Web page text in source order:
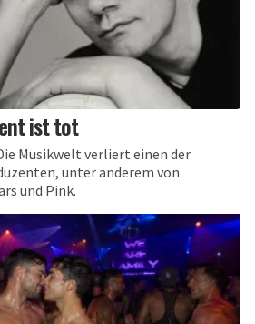
ist tot
Musikwelt verliert einen der
unter anderem von
und Pink.